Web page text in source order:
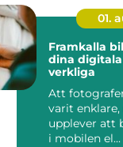
01.
Framkalla
dina
verkliga
Att
varit
upplever att
i mobilen el...